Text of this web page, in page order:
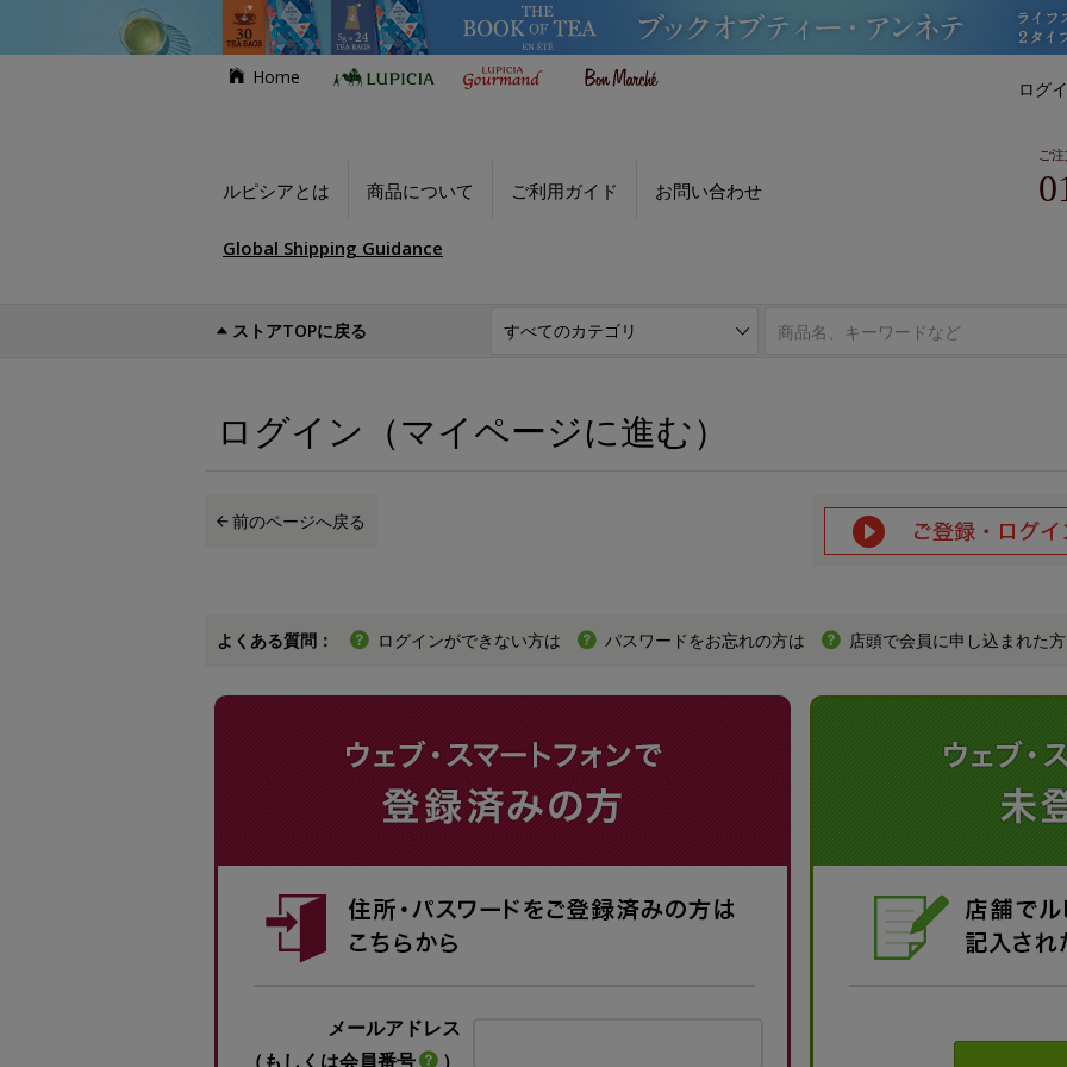
Home
ログ
ルピシアとは 商品について ご利用ガイド お問い合わせ
ご
Global Shipping Guidance
ストアTOPに戻る
ログイン（マイページに進む）
前のページへ戻る
よくある質問： ログインができない方は パスワードをお忘れの方は 店頭で会員に申し込まれた
メールアドレス
（もしくは会員番号
）